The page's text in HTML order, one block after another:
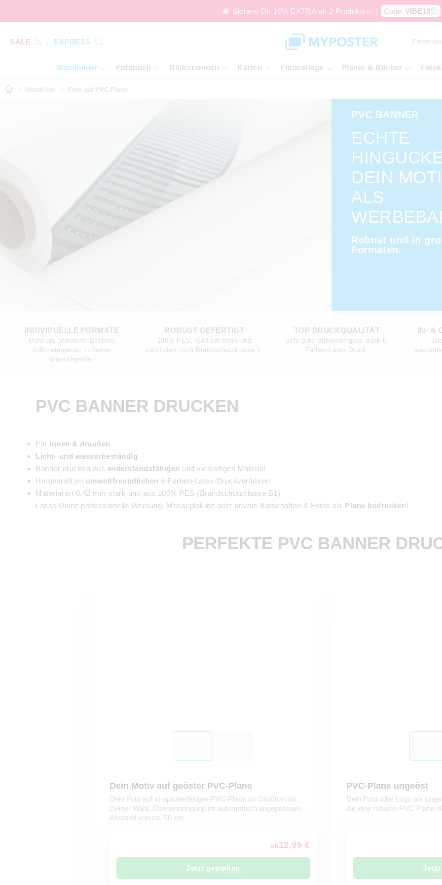
🪩 Sichere Dir 10% EXTRA ab 2 Produkten. | Code: VIBE10
SALE EXPRESS
Wandbilder Fotobuch Bilderrahmen Karten Fotocollage Planer & Bücher
Wandbilder Foto auf PVC-Plane
PVC BANNER
ECHTE
DEIN
ALS
Robust und in
Formaten.
INDIVIDUELLE FORMATE
Mehr als Standard: Bestelle
millimetergenau in Deiner
Wunschgröße.
ROBUST GEFERTIGT
100% PES, 0,43 cm stark und
zertifiziert nach Brandschutzklasse 1.
TOP DRUCKQUALITÄT
Sehr gute Bildwiedergabe dank 6-
Farben-Latex-Druck.
IN- &
PVC BANNER DRUCKEN
Für innen & draußen
Licht- und wasserbeständig
Banner drucken aus widerstandsfähigen und vielseitigen Material
Hergestellt im umweltfreundlichen 6-Farben-Latex-Druckverfahren
Material ist 0,42 mm stark und aus 100% PES (Brandschutzklasse B1)
Lasse Deine professionelle Werbung, Messeplakate oder private Botschaften & Fotos als Plane bedrucken!
PERFEKTE PVC BANNER
Dein Motiv auf geöster PVC-Plane
Dein Foto auf strapazierfähiger PVC-Plane im Großformat
Deiner Wahl. Ösenanbringung im automatisch angepassten
Abstand von ca. 50 cm.
ab12,99 €
Jetzt gestalten
PVC-Plane ungeöst
Dein Foto oder Logo als
die eine robuste PVC Plane